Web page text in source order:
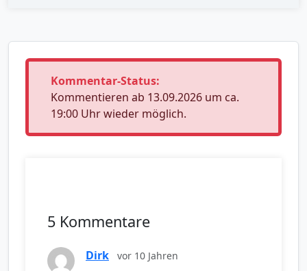
Kommentar-Status:
Kommentieren ab 13.09.2026 um ca.
19:00 Uhr wieder möglich.
5 Kommentare
Dirk vor 10 Jahren